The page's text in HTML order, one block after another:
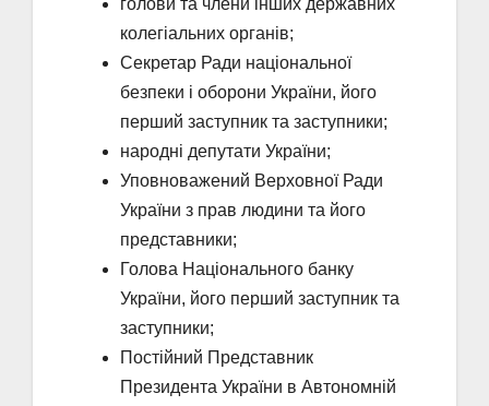
голови та члени інших державних
колегіальних органів;
Секретар Ради національної
безпеки і оборони України, його
перший заступник та заступники;
народні депутати України;
Уповноважений Верховної Ради
України з прав людини та його
представники;
Голова Національного банку
України, його перший заступник та
заступники;
Постійний Представник
Президента України в Автономній